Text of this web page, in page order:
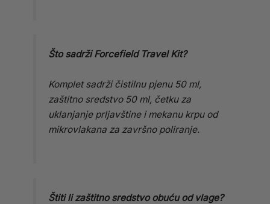
Što sadrži Forcefield Travel Kit?
Komplet sadrži čistilnu pjenu 50 ml,
zaštitno sredstvo 50 ml, četku za
uklanjanje prljavštine i mekanu krpu od
mikrovlakana za završno poliranje.
Štiti li zaštitno sredstvo obuću od vlage?